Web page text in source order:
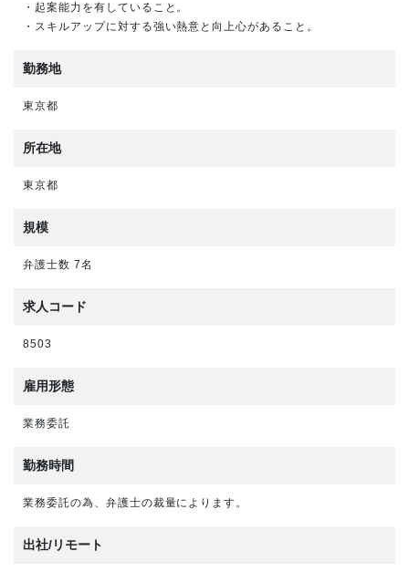
・起案能力を有していること。
・スキルアップに対する強い熱意と向上心があること。
勤務地
東京都
所在地
東京都
規模
弁護士数 7名
求人コード
8503
雇用形態
業務委託
勤務時間
業務委託の為、弁護士の裁量によります。
出社/リモート